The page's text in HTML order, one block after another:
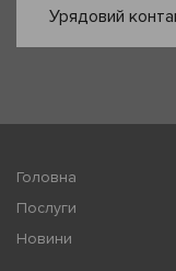
Урядовий
Головна
Послуги
Новини